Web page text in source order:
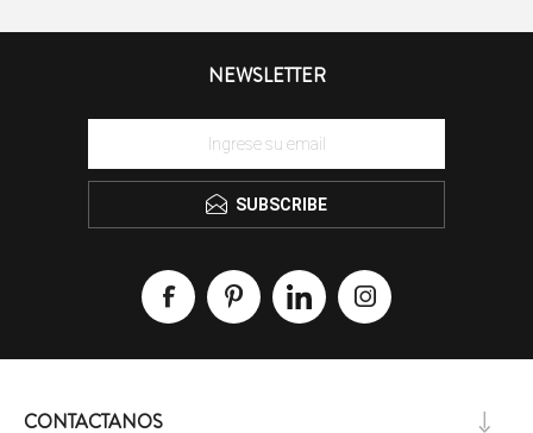
NEWSLETTER
SUBSCRIBE
CONTACTANOS